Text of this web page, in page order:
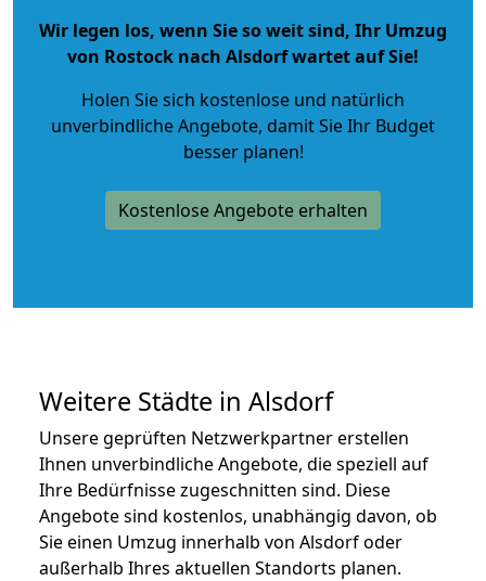
Wir legen los, wenn Sie so weit sind, Ihr Umzug
von Rostock nach Alsdorf wartet auf Sie!
Holen Sie sich kostenlose und natürlich
unverbindliche Angebote, damit Sie Ihr Budget
besser planen!
Kostenlose Angebote erhalten
Weitere Städte in Alsdorf
Unsere geprüften Netzwerkpartner erstellen
Ihnen unverbindliche Angebote, die speziell auf
Ihre Bedürfnisse zugeschnitten sind. Diese
Angebote sind kostenlos, unabhängig davon, ob
Sie einen Umzug innerhalb von Alsdorf oder
außerhalb Ihres aktuellen Standorts planen.